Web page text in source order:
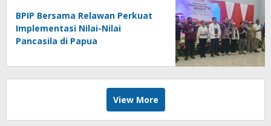
BPIP Bersama Relawan Perkuat
Implementasi Nilai-Nilai
Pancasila di Papua
View More